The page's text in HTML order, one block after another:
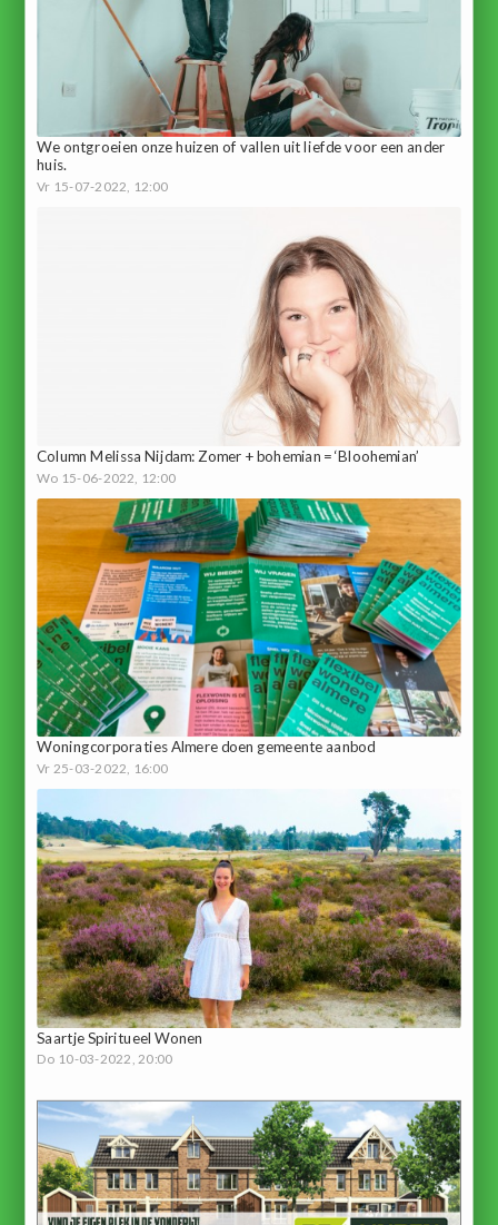
We ontgroeien onze huizen of vallen uit liefde voor een ander
huis.
Vr 15-07-2022, 12:00
Column Melissa Nijdam: Zomer + bohemian = ‘Bloohemian’
Wo 15-06-2022, 12:00
Woningcorporaties Almere doen gemeente aanbod
Vr 25-03-2022, 16:00
Saartje Spiritueel Wonen
Do 10-03-2022, 20:00